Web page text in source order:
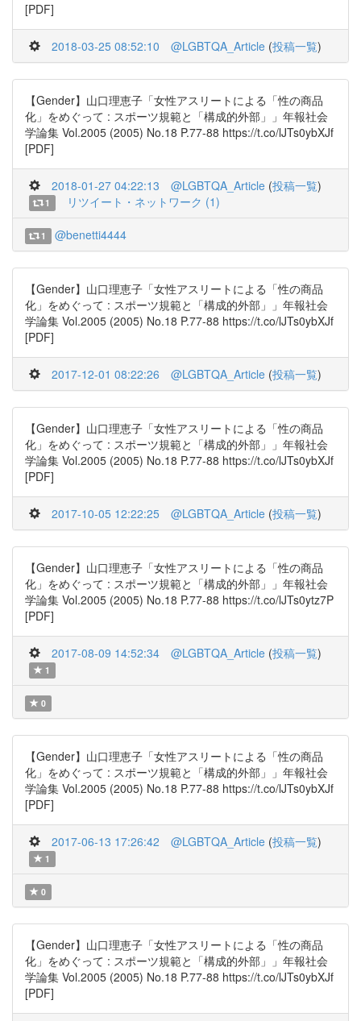
[PDF]
2018-03-25 08:52:10 @LGBTQA_Article (投稿一覧)
【Gender】山口理恵子「女性アスリートによる「性の商品
化」をめぐって : スポーツ規範と「構成的外部」」年報社会
学論集 Vol.2005 (2005) No.18 P.77-88 https://t.co/lJTs0ybXJf
[PDF]
2018-01-27 04:22:13 @LGBTQA_Article (投稿一覧)
1 リツイート・ネットワーク (1)
1 @benetti4444
【Gender】山口理恵子「女性アスリートによる「性の商品
化」をめぐって : スポーツ規範と「構成的外部」」年報社会
学論集 Vol.2005 (2005) No.18 P.77-88 https://t.co/lJTs0ybXJf
[PDF]
2017-12-01 08:22:26 @LGBTQA_Article (投稿一覧)
【Gender】山口理恵子「女性アスリートによる「性の商品
化」をめぐって : スポーツ規範と「構成的外部」」年報社会
学論集 Vol.2005 (2005) No.18 P.77-88 https://t.co/lJTs0ybXJf
[PDF]
2017-10-05 12:22:25 @LGBTQA_Article (投稿一覧)
【Gender】山口理恵子「女性アスリートによる「性の商品
化」をめぐって : スポーツ規範と「構成的外部」」年報社会
学論集 Vol.2005 (2005) No.18 P.77-88 https://t.co/lJTs0ytz7P
[PDF]
2017-08-09 14:52:34 @LGBTQA_Article (投稿一覧)
1
0
【Gender】山口理恵子「女性アスリートによる「性の商品
化」をめぐって : スポーツ規範と「構成的外部」」年報社会
学論集 Vol.2005 (2005) No.18 P.77-88 https://t.co/lJTs0ybXJf
[PDF]
2017-06-13 17:26:42 @LGBTQA_Article (投稿一覧)
1
0
【Gender】山口理恵子「女性アスリートによる「性の商品
化」をめぐって : スポーツ規範と「構成的外部」」年報社会
学論集 Vol.2005 (2005) No.18 P.77-88 https://t.co/lJTs0ybXJf
[PDF]